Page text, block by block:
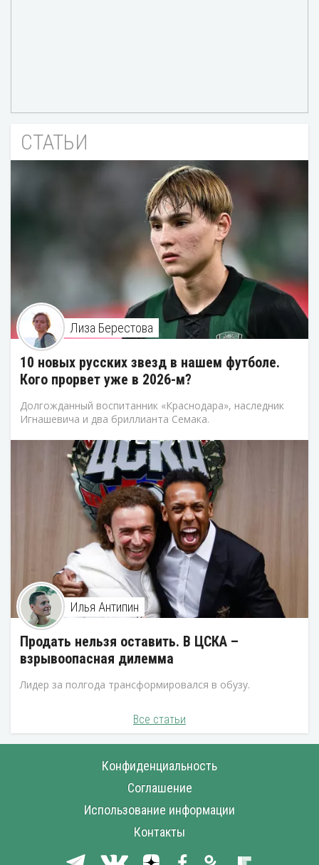
СТАТЬИ
Лиза Берестова
10 новых русских звезд в нашем футболе.
Кого прорвет уже в 2026-м?
Долгожданный воспитанник «Краснодара», наследник
Игнашевича и два бриллианта Семака.
Илья Антипин
Продать нельзя оставить. В ЦСКА –
взрывоопасная дилемма
Лидер за полгода трансформировался в обузу.
Все статьи
Конфиденциальность
Соглашение
Использование информации
Контакты